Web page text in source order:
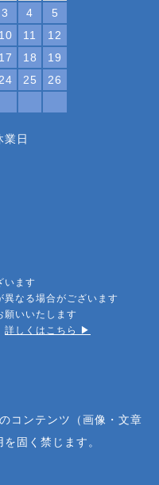
3 4
5
10 11
12
17 18
19
24 25
26
業日
います
なる場合がございます
いいたします
詳しくはこちら ▶︎
コンテンツ（画像・文章
固く禁じます。